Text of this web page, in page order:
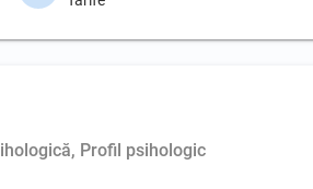
Profil psihologic